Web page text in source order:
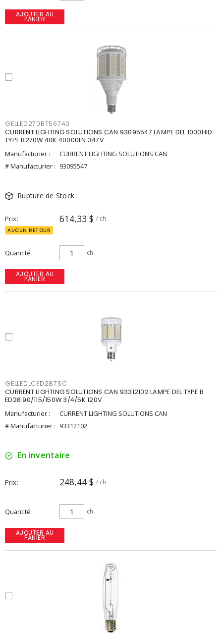
AJOUTER AU
PANIER
GELLED270BT56740
CURRENT LIGHTING SOLUTIONS CAN 93095547 LAMPE DEL 1000HID
TYPE B270W 40K 40000LN 347V
Manufacturier :
CURRENT LIGHTING SOLUTIONS CAN
# Manufacturier : 93095547
Rupture de Stock
Prix 614,33 $ / ch
AUCUN RETOUR
Quantité ch
AJOUTER AU
PANIER
GELLEDLCED287SC
CURRENT LIGHTING SOLUTIONS CAN 93312102 LAMPE DEL TYPE B
ED28 90/115/150W 3/4/5K 120V
Manufacturier :
CURRENT LIGHTING SOLUTIONS CAN
# Manufacturier : 93312102
En inventaire
Prix 248,44 $ / ch
Quantité ch
AJOUTER AU
PANIER